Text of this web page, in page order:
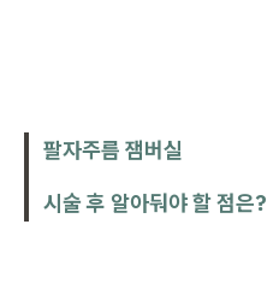
팔자주름 잼버실
시술 후 알아둬야 할 점은?